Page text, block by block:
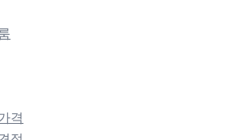
격